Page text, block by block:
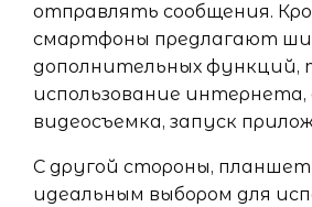
отправлять сообщения.
смартфоны предлагают
дополнительных функций,
использование
видеосъемка, запуск
С другой стороны,
идеальным выбором для